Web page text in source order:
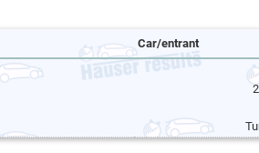
Car/entrant
2